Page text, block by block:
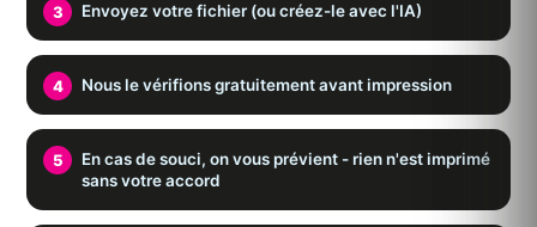
Envoyez votre fichier (ou créez-le avec l'IA)
Nous le vérifions gratuitement avant impression
En cas de souci, on vous prévient - rien n'est imprimé
sans votre accord